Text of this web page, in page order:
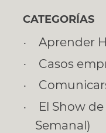
CATEGORÍAS
Aprender
Casos
El Show
Semanal)